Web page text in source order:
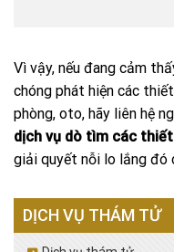
Vì vậy, nếu đang cảm
chóng phát hiện các
phòng, oto, hãy liên hệ
dịch vụ dò tìm các
giải quyết nỗi lo lắng đó
DỊCH VỤ THÁM TỬ